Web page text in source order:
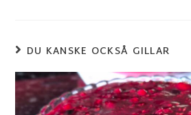
DU KANSKE OCKSÅ GILLAR